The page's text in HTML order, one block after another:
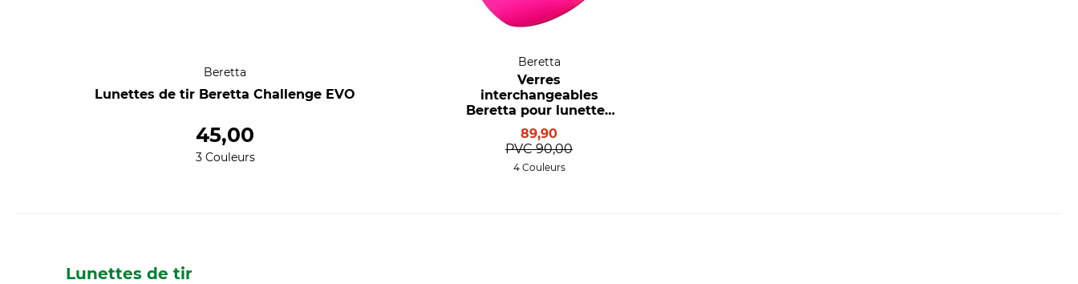
Beretta
Lunettes de tir Beretta Challenge EVO
45,00
3 Couleurs
Beretta
Verres
interchangeables
Beretta pour lunettes
de tir Competition EVO
89,90
PVC 90,00
4 Couleurs
Lunettes de tir